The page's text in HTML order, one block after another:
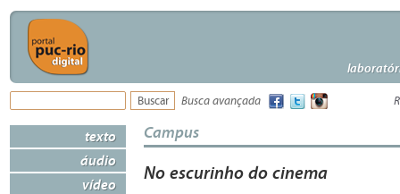
Busca avançada
texto
áudio
vídeo
Campus
No escurinho do cinema